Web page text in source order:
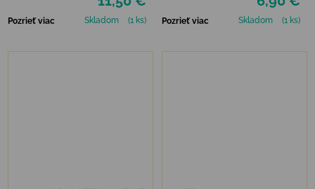
Pozrieť viac Skladom (1 ks) Pozrieť viac Skladom (1 ks)